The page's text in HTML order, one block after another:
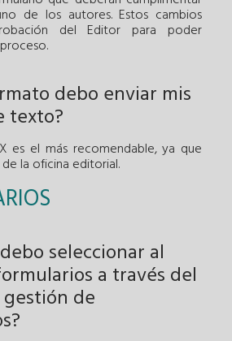
de los autores. Estos cambios
del Editor para poder
debo enviar mis
texto?
es el más recomendable, ya que
la oficina editorial.
seleccionar al
a través del
de